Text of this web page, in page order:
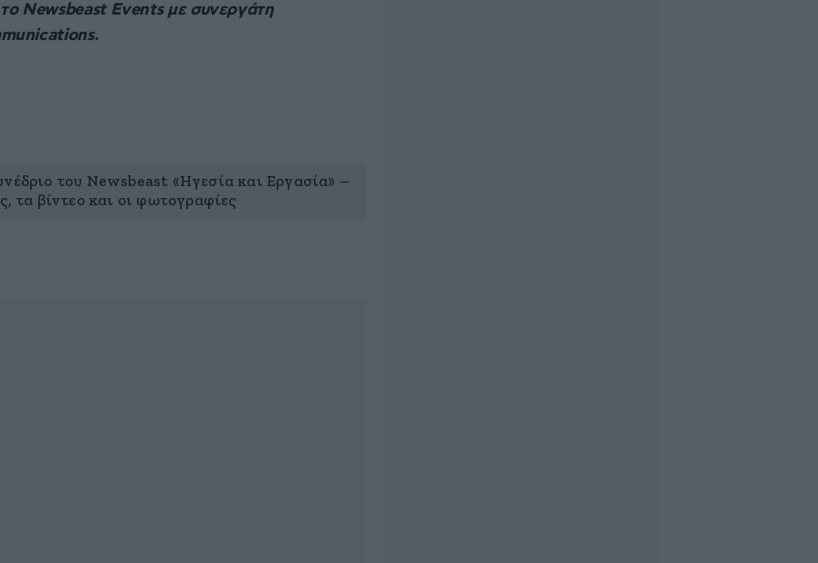
Newsbeast Events με συνεργάτη
του Newsbeast «Ηγεσία και Εργασία» –
τα βίντεο και οι φωτογραφίες